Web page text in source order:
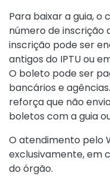
Para baixar a guia,
número de inscrição
inscrição pode ser
antigos do IPTU ou
O boleto pode ser
bancários e
reforça que não
boletos com a guia
O atendimento pelo
exclusivamente, em
do órgão.